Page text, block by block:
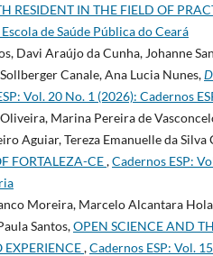
RESIDENT IN THE FIELD OF
de Saúde Pública do Ceará
Davi Araújo da Cunha, Johanne
Canale, Ana Lucia Nunes,
Vol. 20 No. 1 (2026): Cadernos
Marina Pereira de
Aguiar, Tereza Emanuelle da Silva
FORTALEZA-CE,Cadernos ESP:
Moreira, Marcelo Alcantara
Santos,OPEN SCIENCE AND
EXPERIENCE,Cadernos ESP: Vol.